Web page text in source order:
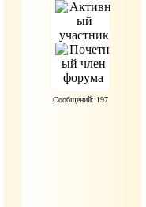
Сообщений: 197